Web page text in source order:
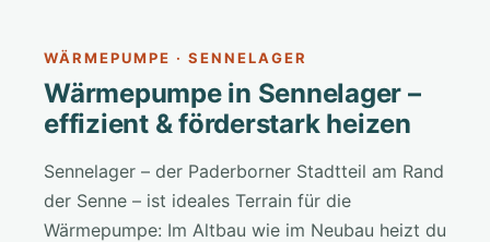
WÄRMEPUMPE · SENNELAGER
Wärmepumpe in Sennelager –
effizient & förderstark heizen
Sennelager – der Paderborner Stadtteil am Rand
der Senne – ist ideales Terrain für die
Wärmepumpe: Im Altbau wie im Neubau heizt du